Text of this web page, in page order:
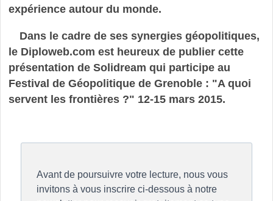
expérience autour du monde.
Dans le cadre de ses synergies géopolitiques,
le Diploweb.com est heureux de publier cette
présentation de Solidream qui participe au
Festival de Géopolitique de Grenoble : "A quoi
servent les frontières ?" 12-15 mars 2015.